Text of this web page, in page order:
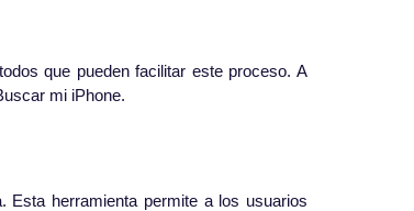
que pueden facilitar este proceso. A
mi iPhone.
Esta herramienta permite a los usuarios